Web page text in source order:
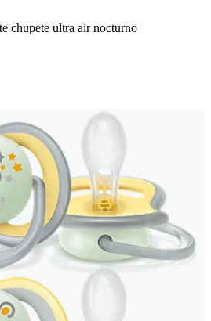
chupete ultra air nocturno